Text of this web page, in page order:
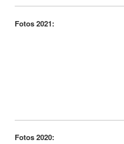
Fotos 2021:
Fotos 2020: